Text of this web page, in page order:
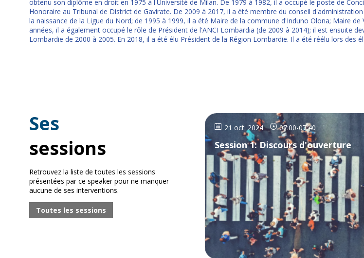
obtenu son diplôme en droit en 1975 à l'Université de Milan. De 1979 à 1982, il a occupé le poste de
Honoraire au Tribunal de District de Gavirate. De 2009 à 2017, il a été membre du conseil
la naissance de la Ligue du Nord; de 1995 à 1999, il a été Maire de la commune d'Induno Olona; Maire
années, il a également occupé le rôle de Président de l'ANCI Lombardia (de 2009 à 2014); il est ensuite
Lombardie de 2000 à 2005. En 2018, il a été élu Président de la Région Lombardie. Il a été réélu lors des
Ses
sessions
Retrouvez la liste de toutes les sessions
présentées par ce speaker pour ne manquer
aucune de ses interventions.
Toutes les sessions
21 oct. 2024 07:00-07:40
Session 1: Discours d'ouverture